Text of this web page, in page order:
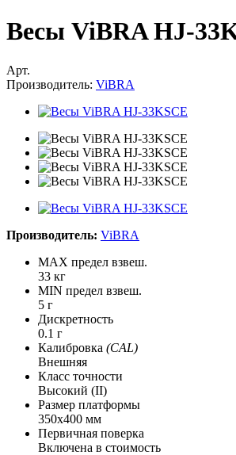
Весы ViBRA HJ-
Арт.
Производитель: ViBRA
Производитель: ViBRA
MAX предел взвеш.
33 кг
MIN предел взвеш.
5 г
Дискретность
0.1 г
Калибровка (CAL)
Внешняя
Класс точности
Высокий (II)
Размер платформы
350х400 мм
Первичная поверка
Включена в стоимость